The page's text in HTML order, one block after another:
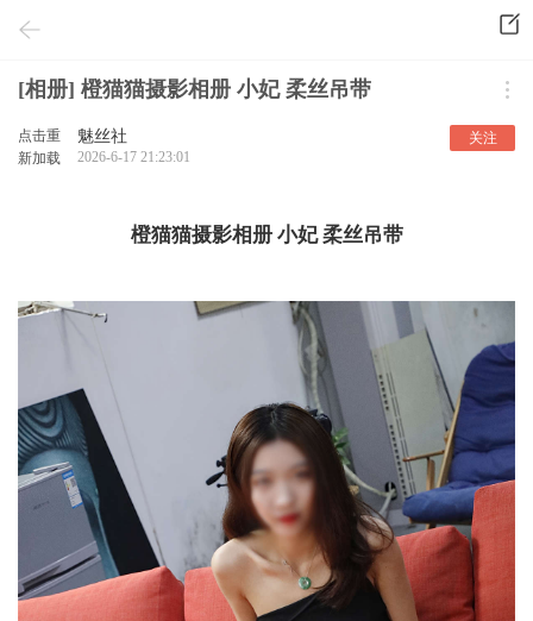
[相册] 橙猫猫摄影相册 小妃 柔丝吊带
点击重
新加载
魅丝社
2026-6-17 21:23:01
关注
橙猫猫摄影相册 小妃 柔丝吊带